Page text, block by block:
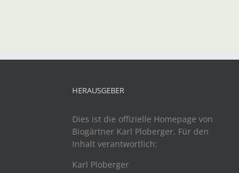
HERAUSGEBER
Dies ist die offizielle Homepage von
Biogärtner Karl Ploberger. Für den
Inhalt verantwortlich:
Karl Ploberger